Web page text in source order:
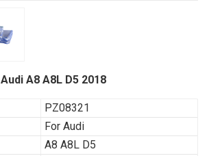
لمبخر التيار المتردد Audi A8 A8L D5 2018
PZ08321
For Audi
A8 A8L D5